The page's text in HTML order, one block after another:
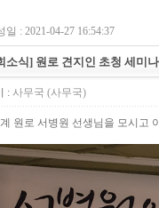
일 : 2021-04-27 16:54:37
소식] 원로 견지인 초청 세미
: 사무국 (사무국)
원로 서병원 선생님을 모시고